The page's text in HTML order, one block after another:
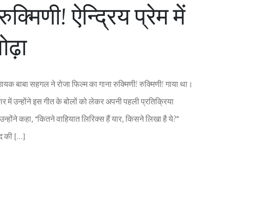
ऐन्‍द्रिय प्रेम में
बाबा सहगल ने रोजा फिल्‍म का गाना रुक्मिणी! रुक्मिणी! गाया था।
में उन्‍होंने इस गीत के बोलों को लेकर अपनी पहली प्रतिक्रिया
कहा, “कितने वाहियात लिरिक्‍स हैं यार, किसने लिखा है ये?”
की […]